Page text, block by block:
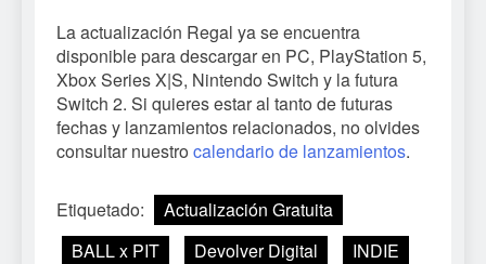
La actualización Regal ya se encuentra
disponible para descargar en PC, PlayStation 5,
Xbox Series X|S, Nintendo Switch y la futura
Switch 2. Si quieres estar al tanto de futuras
fechas y lanzamientos relacionados, no olvides
consultar nuestro calendario de lanzamientos.
Etiquetado:
Actualización Gratuita
BALL x PIT
Devolver Digital
INDIE